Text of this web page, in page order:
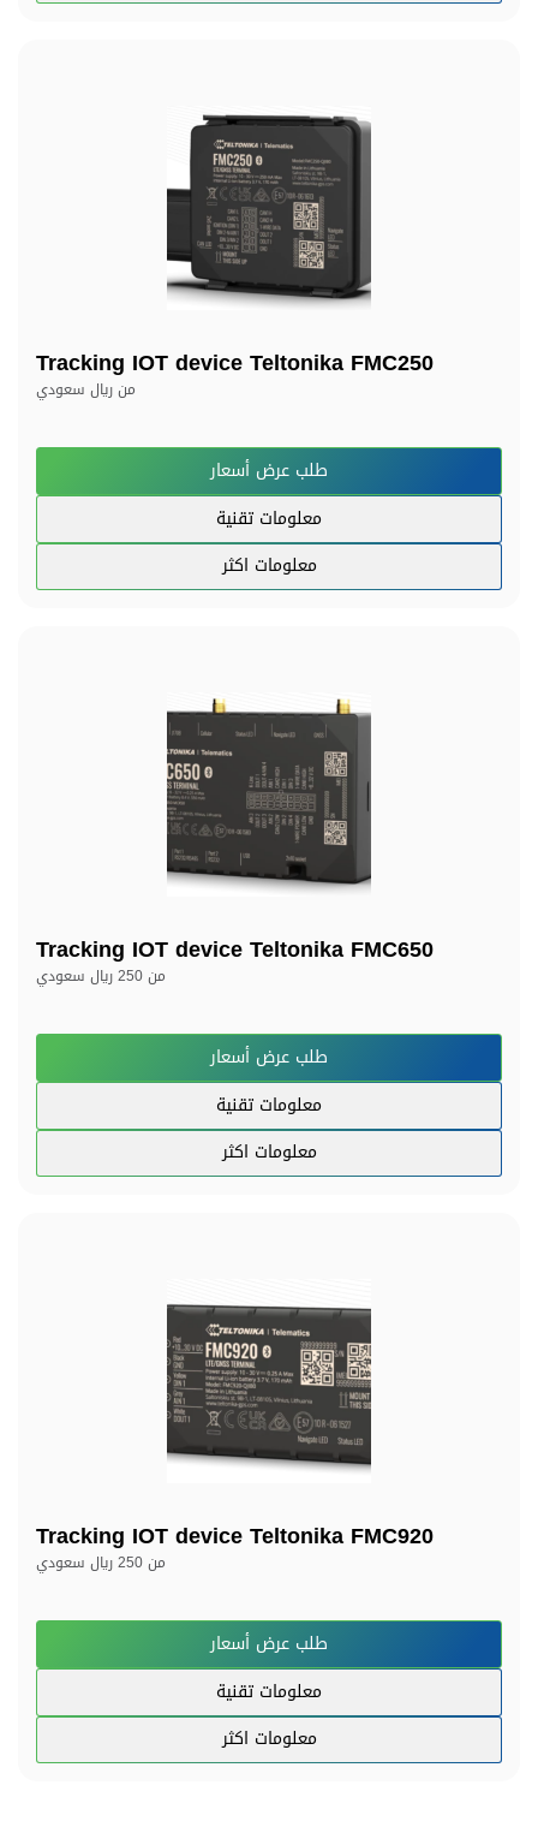
Tracking IOT device Teltonika FMC250
منريال سعودي
طلب عرض أسعار
معلومات تقنية
معلومات اكثر
Tracking IOT device Teltonika FMC650
من250 ريال سعودي
طلب عرض أسعار
معلومات تقنية
معلومات اكثر
Tracking IOT device Teltonika FMC920
من250 ريال سعودي
طلب عرض أسعار
معلومات تقنية
معلومات اكثر